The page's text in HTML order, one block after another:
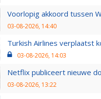
Voorlopig akkoord tussen
03-08-2026, 14:40
Turkish Airlines verplaatst
03-08-2026, 14:03
Netflix publiceert nieuwe
03-08-2026, 13:22